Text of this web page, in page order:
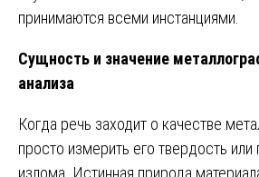
принимаются всеми инстанциями.
Сущность и значение
анализа
Когда речь заходит о качестве
просто измерить его твердость
излома. Истинная природа